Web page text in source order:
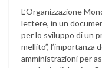
L’Organizzazione
lettere, in un
per lo sviluppo di un
mellito”,
amministrazioni per